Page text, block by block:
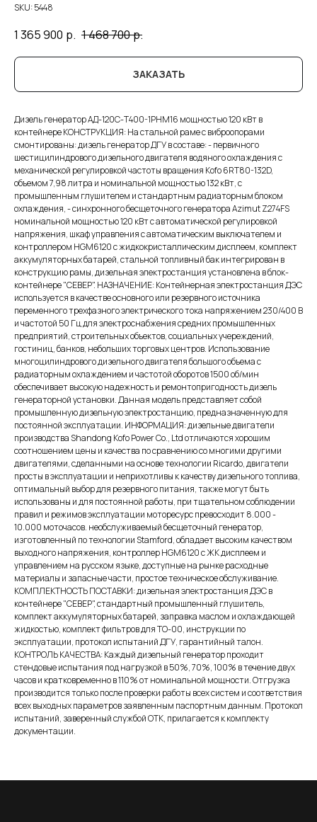
SKU:5448
1 365 900 р. 1 468 700р.
ЗАКАЗАТЬ
Дизель генератор АД-120С-Т400-1РНМ16 мощностью 120 кВт в
контейнере КОНСТРУКЦИЯ: На стальной раме с виброопорами
смонтированы: дизель генератор ДГУ в составе: - первичного
шестицилиндрового дизельного двигателя водяного охлаждения с
механической регулировкой частоты вращения Kofo 6RT80-132D,
объемом 7,98 литра и номинальной мощностью 132 кВт, с
промышленным глушителем и стандартным радиаторным блоком
охлаждения, - синхронного бесщеточного генератора Azimut Z274FS
номинальной мощностью 120 кВт c автоматической регулировкой
напряжения, шкаф управления с автоматическим выключателем и
контроллером HGM6120 с жидкокристаллическим дисплеем, комплект
аккумуляторных батарей, стальной топливный бак интегрирован в
конструкцию рамы, дизельная электростанция установлена в блок-
контейнере "СЕВЕР". НАЗНАЧЕНИЕ: Контейнерная электростанция ДЭС
используется в качестве основного или резервного источника
переменного трехфазного электрического тока напряжением 230/400 В
и частотой 50 Гц для электроснабжения средних промышленных
предприятий, строительных объектов, социальных учереждений,
гостиниц, банков, небольших торговых центров. Использование
многоцилиндрового дизельного двигателя большого объема с
радиаторным охлаждением и частотой оборотов 1500 об/мин
обеспечивает высокую надежность и ремонтопригодность дизель
генераторной установки. Данная модель представляет собой
промышленную дизельную электростанцию, предназначенную для
постоянной эксплуатации. ИНФОРМАЦИЯ: дизельные двигатели
производства Shandong Kofo Power Co., Ltd отличаются хорошим
соотношением цены и качества по сравнению со многими другими
двигателями, сделанными на основе технологии Ricardo, двигатели
просты в эксплуатации и неприхотливы к качеству дизельного топлива,
оптимальный выбор для резервного питания, также могут быть
использованы и для постоянной работы, при тщательном соблюдении
правил и режимов эксплуатации моторесурс превосходит 8.000 -
10.000 моточасов. необслуживаемый бесщеточный генератор,
изготовленный по технологии Stamford, обладает высоким качеством
выходного напряжения, контроллер HGM6120 с ЖК дисплеем и
управлением на русском языке, доступные на рынке расходные
материалы и запасные части, простое техническое обслуживание.
КОМПЛЕКТНОСТЬ ПОСТАВКИ: дизельная электростанция ДЭС в
контейнере "СЕВЕР", стандартный промышленный глушитель,
комплект аккумуляторных батарей, заправка маслом и охлаждающей
жидкостью, комплект фильтров для ТО-00, инструкции по
эксплуатации, протокол испытаний ДГУ, гарантийный талон.
КОНТРОЛЬ КАЧЕСТВА: Каждый дизельный генератор проходит
стендовые испытания под нагрузкой в 50%, 70%, 100% в течение двух
часов и кратковременно в 110% от номинальной мощности. Отгрузка
производится только после проверки работы всех систем и соответствия
всех выходных параметров заявленным паспортным данным. Протокол
испытаний, заверенный службой ОТК, прилагается к комплекту
документации.